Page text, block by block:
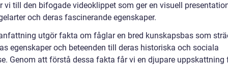
vi till den bifogade videoklippet som ger en visuell
och deras fascinerande egenskaper.
utgör fakta om fåglar en bred kunskapsbas som
egenskaper och beteenden till deras historiska och sociala
Genom att förstå dessa fakta får vi en djupare uppskattning